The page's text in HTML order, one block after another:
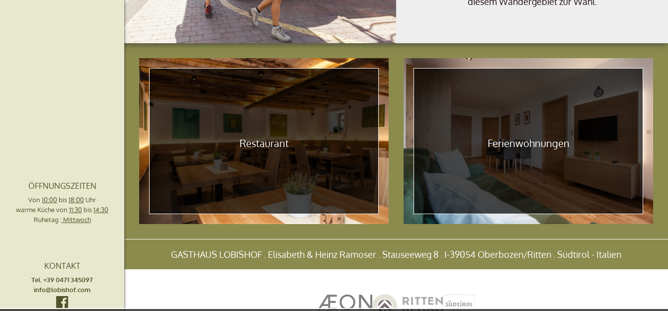
ÖFFNUNGSZEITEN
Von 10:00 bis18:00 Uhr
warme Küche von 11:30 bis14:30
Ruhetag :Mittwoch
KONTAKT
Tel. +39 0471 345097
info@lobishof.com
Restaurant Ferienwohnungen
GASTHAUS LOBISHOF . Elisabeth & Heinz Ramoser . Stauseeweg 8 . I-39054 Oberbozen/Ritten . Südtirol - Italien